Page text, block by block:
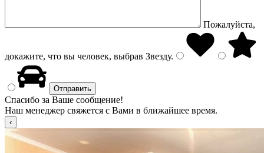
Пожалуйста,
докажите, что вы человек, выбрав Звезду.
Спасибо за Ваше сообщение!
Наш менеджер свяжется с Вами в ближайшее время.